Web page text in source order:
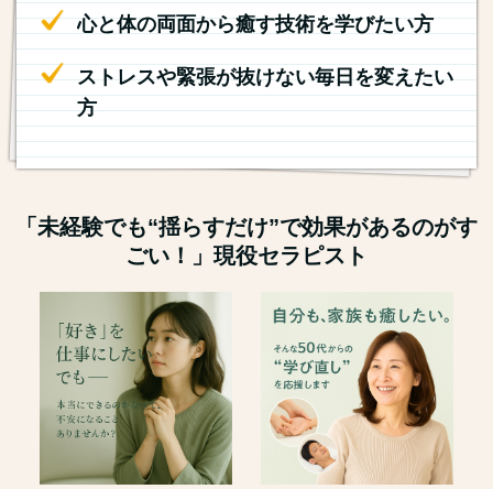
心と体の両面から癒す技術を学びたい方
ストレスや緊張が抜けない毎日を変えたい
方
「未経験でも“揺らすだけ”で効果があるのがす
ごい！」現役セラピスト